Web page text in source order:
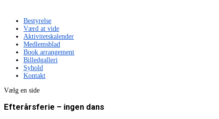
Bestyrelse
Værd at vide
Aktivitetskalender
Medlemsblad
Book arrangement
Billedgalleri
Syhold
Kontakt
Vælg en side
Efterårsferie – ingen dans